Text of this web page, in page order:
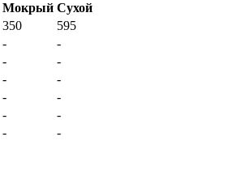
Мокрый Сухой
350
595
-
-
-
-
-
-
-
-
-
-
-
-